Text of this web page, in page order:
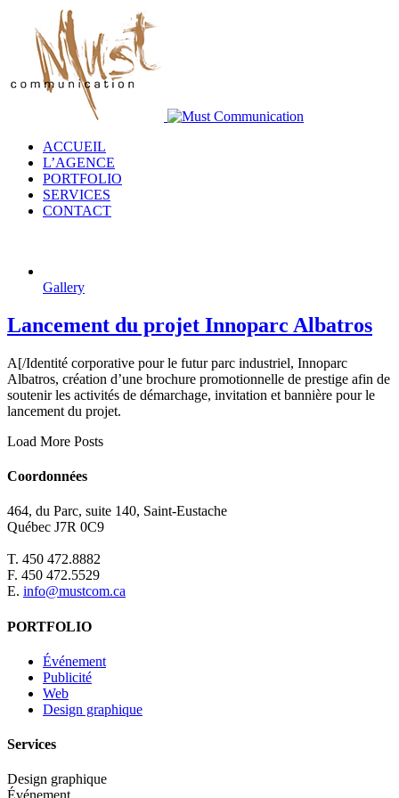
ACCUEIL
L’AGENCE
PORTFOLIO
SERVICES
CONTACT
Gallery
Lancement du projet Innoparc Albatros
A[/Identité corporative pour le futur parc industriel, Innoparc
Albatros, création d’une brochure promotionnelle de prestige afin de
soutenir les activités de démarchage, invitation et bannière pour le
lancement du projet.
Load More Posts
Coordonnées
464, du Parc, suite 140, Saint-Eustache
Québec J7R 0C9
T. 450 472.8882
F. 450 472.5529
E. info@mustcom.ca
PORTFOLIO
Événement
Publicité
Web
Design graphique
Services
Design graphique